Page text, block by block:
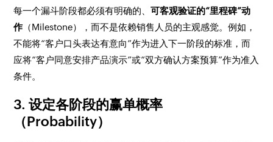
每一个漏斗阶段都必须有明确的、可客观验证的“里程碑”动
作 （Milestone），而不是依赖销售人员的主观感觉。例如，
不能将“客户口头表达有意向”作为进入下一阶段的标准，而
应将“客户同意安排产品演示”或“双方确认方案预算”作为准入
条件。
3. 设定各阶段的赢单概率
（Probability）